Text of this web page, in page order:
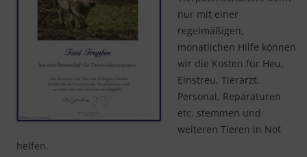
nur mit einer
regelmäßigen,
monatlichen Hilfe können
wir die Kosten für Heu,
Einstreu, Tierarzt,
Personal, Reparaturen
etc. stemmen und
weiteren Tieren in Not
helfen.